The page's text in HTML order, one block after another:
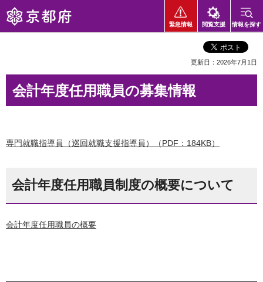
京都府
緊急情報 閲覧支援 情報を探す
更新日：2026年7月1日
会計年度任用職員の募集情報
専門就職指導員（巡回就職支援指導員）（PDF：184KB）
会計年度任用職員制度の概要について
会計年度任用職員の概要